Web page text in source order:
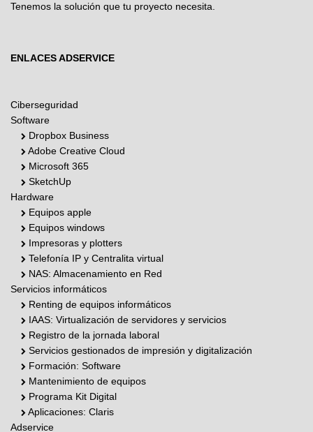
Tenemos la solución que tu proyecto necesita.
ENLACES ADSERVICE
Ciberseguridad
Software
Dropbox Business
Adobe Creative Cloud
Microsoft 365
SketchUp
Hardware
Equipos apple
Equipos windows
Impresoras y plotters
Telefonía IP y Centralita virtual
NAS: Almacenamiento en Red
Servicios informáticos
Renting de equipos informáticos
IAAS: Virtualización de servidores y servicios
Registro de la jornada laboral
Servicios gestionados de impresión y digitalización
Formación: Software
Mantenimiento de equipos
Programa Kit Digital
Aplicaciones: Claris
Adservice